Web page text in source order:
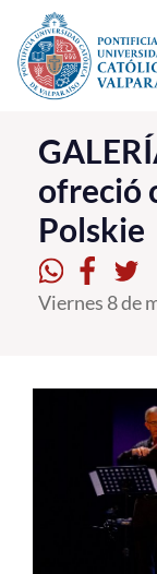
Click acá para ir
La Universidad
Investigación,
PUCV
Vinculación
Pregrado
Formación
ofreció
Polskie
Viernes 8 de